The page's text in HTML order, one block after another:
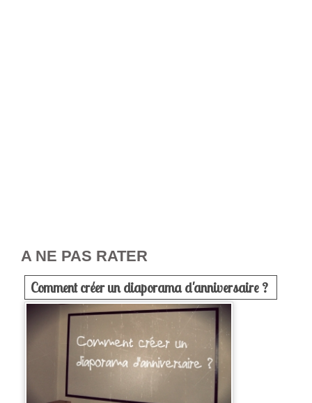
A NE PAS RATER
Comment créer un diaporama d'anniversaire ?